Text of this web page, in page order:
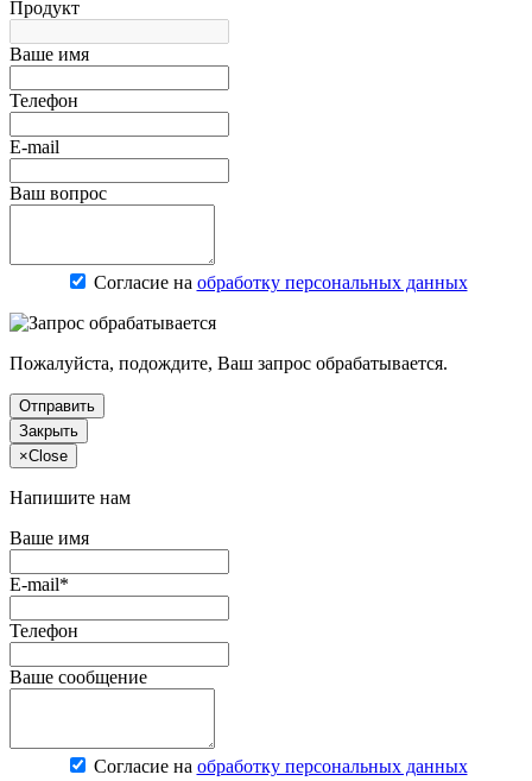
Продукт
Ваше имя
Телефон
E-mail
Ваш вопрос
Согласие на обработку персональных данных
Пожалуйста, подождите, Ваш запрос обрабатывается.
Отправить
Закрыть
×Close
Напишите нам
Ваше имя
E-mail*
Телефон
Ваше сообщение
Согласие на обработку персональных данных